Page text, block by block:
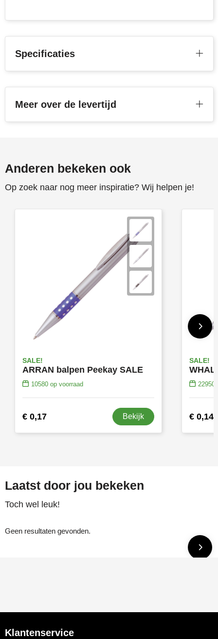
Specificaties
Meer over de levertijd
Anderen bekeken ook
Op zoek naar nog meer inspiratie? Wij helpen je!
SALE!
ARRAN balpen Peekay SALE
10580op voorraad
€ 0,17 Bekijk
SALE!
22950
€ 0,14
Laatst door jou bekeken
Toch wel leuk!
Geen resultaten gevonden.
Klantenservice